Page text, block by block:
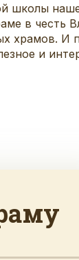
школы
в
И
и